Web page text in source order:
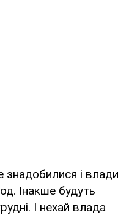
знадобилися і влади
Інакше будуть
І нехай влада